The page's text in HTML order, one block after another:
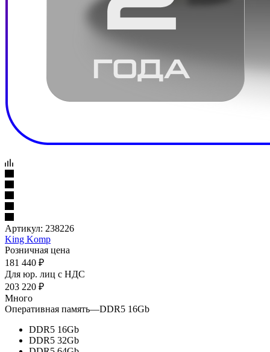
Артикул: 238226
King Komp
Розничная цена
181 440 ₽
Для юр. лиц c НДС
203 220 ₽
Много
Оперативная память—DDR5 16Gb
DDR5 16Gb
DDR5 32Gb